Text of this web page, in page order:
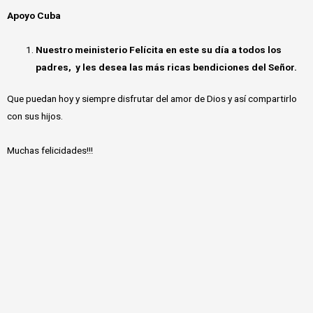
Apoyo Cuba
Nuestro meinisterio Felícita en este su día a todos los
padres, y les desea las más ricas bendiciones del Señor.
Que puedan hoy y siempre disfrutar del amor de Dios y así compartirlo
con sus hijos.
Muchas felicidades!!!